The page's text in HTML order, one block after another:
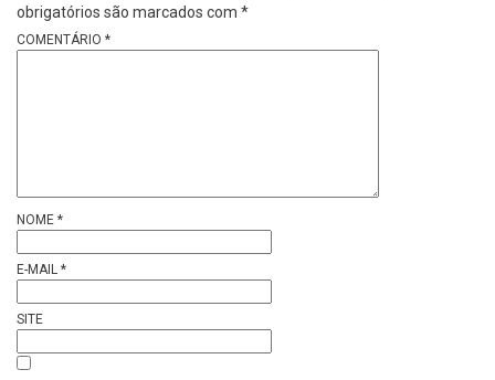
obrigatórios são marcados com *
COMENTÁRIO *
NOME *
E-MAIL *
SITE